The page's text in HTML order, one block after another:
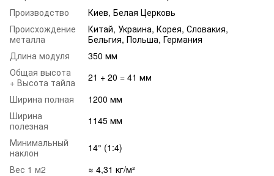
Производство
Киев, Белая Церковь
Происхождение
металла
Китай, Украина, Корея, Словакия,
Бельгия, Польша, Германия
Длина модуля
350 мм
Общая высота
+ Высота тайла
21 + 20 = 41 мм
Ширина полная
1200 мм
Ширина
полезная
1145 мм
Минимальный
наклон
14° (1:4)
Вес 1 м2
≈ 4,31 кг/м²